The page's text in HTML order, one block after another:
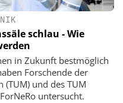
schlau - Wie
in Zukunft bestmöglich
Forschende der
und des TUM
untersucht.